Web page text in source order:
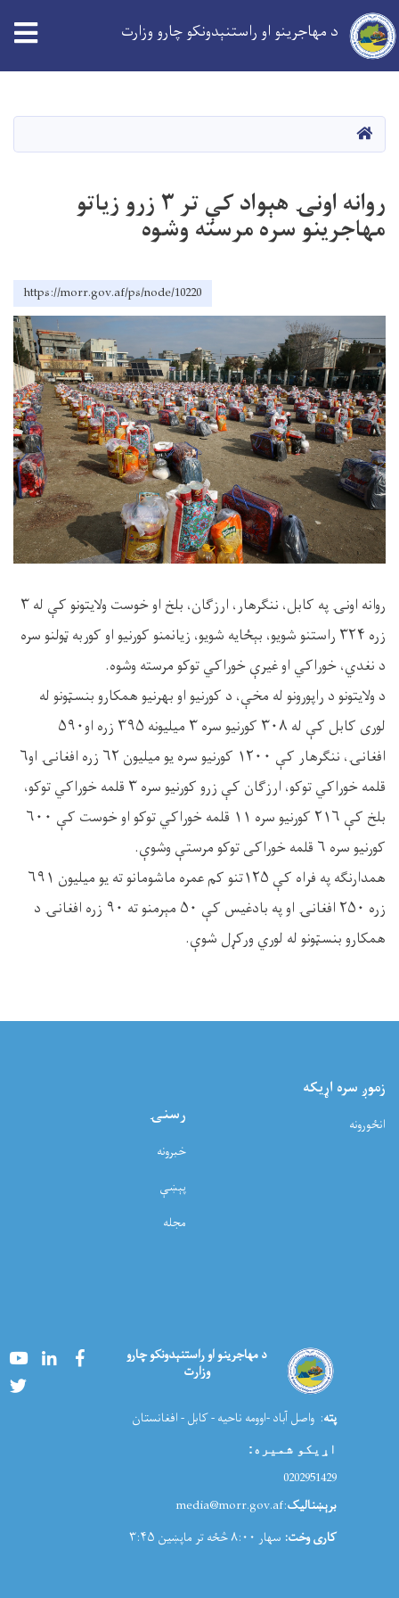
content
د مهاجرینو او راستنېدونکو چارو وزارت
کورپاڼه
روانه اونۍ هېواد کې تر ۳ زرو زیاتو
مهاجرینو سره مرسته وشوه
https://morr.gov.af/ps/node/10220
روانه اونۍ په کابل، ننګرهار، ارزګان، بلخ او خوست ولایتونو کې له ۳
زره ۳۲۴ راستنو شویو، بېځایه شویو، زیانمنو کورنیو او کوربه ټولنو سره
د نغدي، خوراکي او غیرې خوراکي توکو مرسته وشوه.
د ولایتونو د راپورونو له مخې، د کورنیو او بهرنیو همکارو بنسټونو له
لوری کابل کې له ۳۰۸ کورنیو سره ۳ میلیونه ۳۹۵ زره او۵۹۰
افغانۍ، ننګرهار کې ۱۲۰۰ کورنیو سره یو میلیون ۶۲ زره افغانۍ او۶
قلمه خوراکي توکو، ارزګان کې زرو کورنیو سره ۳ قلمه خوراکي توکو،
بلخ کې ۲۱۶ کورنیو سره ۱۱ قلمه خوراکي توکو او خوست کې ۶۰۰
کورنیو سره ۶ قلمه خوراکی توکو مرستې وشوې.
همدارنګه په فراه کې ۱۲۵تنو کم عمره ماشومانو ته یو میلیون ۶۹۱
زره ۲۵۰ افغانۍ او په بادغیس کې ۵۰ مېرمنو ته ۹۰ زره افغانۍ د
همکارو بنسټونو له لوري ورکړل شوې.
زموږ سره اړيکه
انځورونه رسنۍ
خبرونه
پېښې
مجله
د مهاجرینو او راستنېدونکو چارو
وزارت
YoutubeLinkedInFacebook
پته: واصل آباد -اوومه ناحیه - کابل - افغانستان
اړیکو شمیره:
0202951429
برېښنالیک:media@morr.gov.af
کاری وخت: سهار ۸:۰۰ څځه تر ماپښین ۳:۴۵